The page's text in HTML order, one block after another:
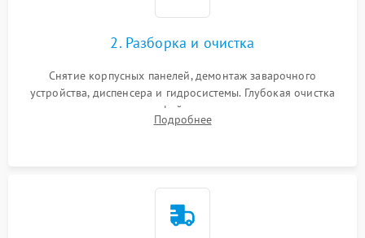
2. Разборка и очистка
Снятие корпусных панелей, демонтаж заварочного
устройства, диспенсера и гидросистемы. Глубокая очистка
внутренних узлов от кофейных масел, жмыха и накипи.
Промывка дренажных каналов и фильтров с использованием
Подробнее